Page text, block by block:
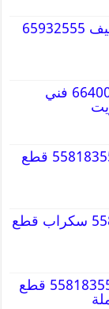
قص خرسانه وفتح كور تكييف 65932555
تظليل سيارة الكويت 66400552 فني
قطع غيار سيارات كورية 55818355 قطع
قطع غيار كاديلاك 55818355 سكراب قطع
قطع غيار سيارات المانية 55818355 قطع